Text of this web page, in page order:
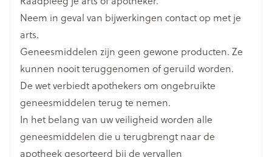
Diepte 96 mm
Ingrediënten
rivastigmine
Behoud Kamertemperatuur (15°C - 25°C)
Neem in geval van bijwerkingen contact op met je
arts.
Geneesmiddelen zijn geen gewone producten. Ze
kunnen nooit teruggenomen of geruild worden.
De wet verbiedt apothekers om ongebruikte
geneesmiddelen terug te nemen.
In het belang van uw veiligheid worden alle
geneesmiddelen die u terugbrengt naar de
apotheek gesorteerd bij de vervallen